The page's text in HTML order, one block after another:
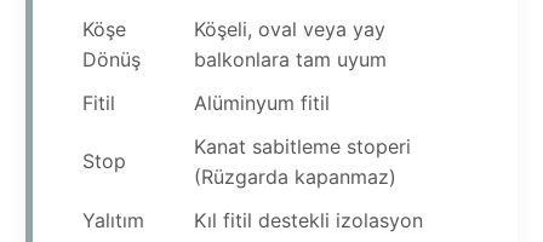
Köşe
Dönüş
Köşeli, oval veya yay
balkonlara tam uyum
Fitil
Alüminyum fitil
Stop
Kanat sabitleme stoperi
(Rüzgarda kapanmaz)
Yalıtım
Kıl fitil destekli izolasyon